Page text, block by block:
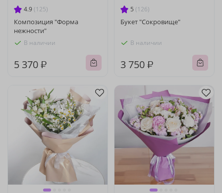
4.9 (125)
Композиция "Форма
нежности"
В наличии
5 370 ₽
5 (126)
Букет "Сокровище"
В наличии
3 750 ₽